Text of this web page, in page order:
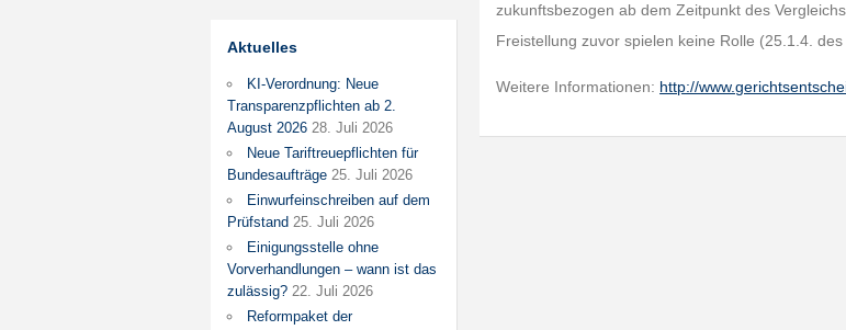
Aktuelles
KI-Verordnung: Neue
Transparenzpflichten ab 2.
August 2026 28. Juli 2026
Neue Tariftreuepflichten für
Bundesaufträge 25. Juli 2026
Einwurfeinschreiben auf dem
Prüfstand 25. Juli 2026
Einigungsstelle ohne
Vorverhandlungen – wann ist das
zulässig? 22. Juli 2026
Reformpaket der
zukunftsbezogen ab dem Zeitpunkt des
Freistellung zuvor spielen keine Rolle (25.1.4.
Weitere Informationen: http://